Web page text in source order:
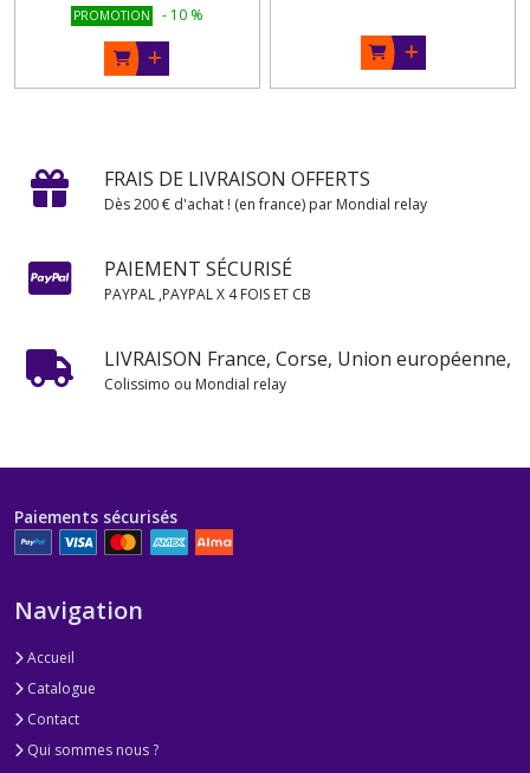
PROMOTION - 10 %
FRAIS DE LIVRAISON OFFERTS
Dès 200 € d'achat ! (en france) par Mondial relay
PAIEMENT SÉCURISÉ
PAYPAL ,PAYPAL X 4 FOIS ET CB
LIVRAISON France, Corse, Union européenne,
Colissimo ou Mondial relay
Paiements sécurisés
Navigation
Accueil
Catalogue
Contact
Qui sommes nous ?